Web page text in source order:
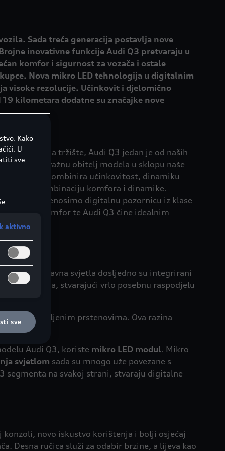
Sada treća generacija postavlja nove
inovativne funkcije Audi Q3 pretvaraju u
komfor i sigurnost za vozača i ostale
Nova mikro LED tehnologija u digitalnim
visoke rezolucije. Učinkovit i djelomično
kilometara dodatne su značajke nove
na tržište, Audi Q3 jedan je od naših
važnu obitelj modela u sklopu naše
model kombinira učinkovitost, dinamiku
za kombinaciju komfora i dinamike.
Audi Q3 prenosimo digitalnu pozornicu iz klase
i komfor te Audi Q3 čine idealnim
sužena glavna svjetla dosljedno su integrirani
na dva dijela, stvarajući vrlo posebnu raspodjelu
i osvijetljenim prstenovima. Ova razina
Audi Q3, koriste mikro LED modul. Mikro
svjetlom sada su mnogo uže povezane s
segmenta na svakoj strani, stvaraju digitalne
konzoli, novo iskustvo korištenja i bolji osjećaj
Desna ručica služi za odabir brzine, a lijeva kao
Kako
U
sve
u
aktivno
sve